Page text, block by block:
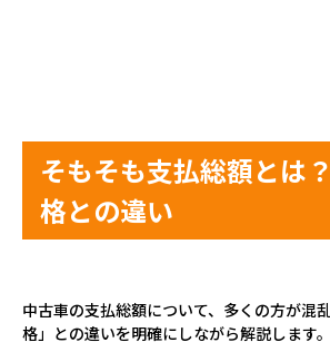
そもそも支払総額とは
格との違い
中古車の支払総額について、多くの方が混
格」との違いを明確にしながら解説します。